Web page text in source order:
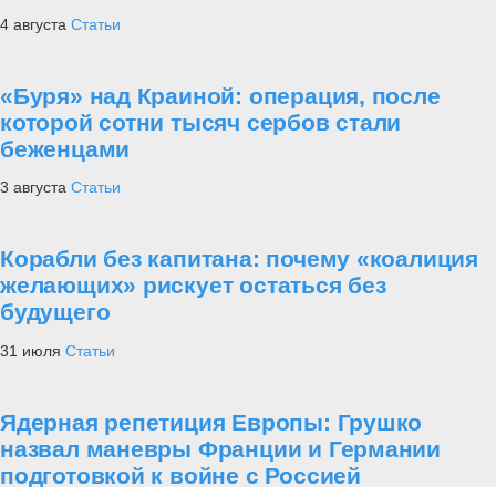
4 августа Статьи
«Буря» над Краиной: операция, после
которой сотни тысяч сербов стали
беженцами
3 августа Статьи
Корабли без капитана: почему «коалиция
желающих» рискует остаться без
будущего
31 июля Статьи
Ядерная репетиция Европы: Грушко
назвал маневры Франции и Германии
подготовкой к войне с Россией